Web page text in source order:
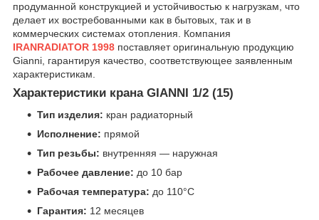
продуманной конструкцией и устойчивостью к нагрузкам, что
делает их востребованными как в бытовых, так и в
коммерческих системах отопления. Компания
IRANRADIATOR 1998 поставляет оригинальную продукцию
Gianni, гарантируя качество, соответствующее заявленным
характеристикам.
Характеристики крана GIANNI 1/2 (15)
Тип изделия: кран радиаторный
Исполнение: прямой
Тип резьбы: внутренняя — наружная
Рабочее давление: до 10 бар
Рабочая температура: до 110°C
Гарантия: 12 месяцев